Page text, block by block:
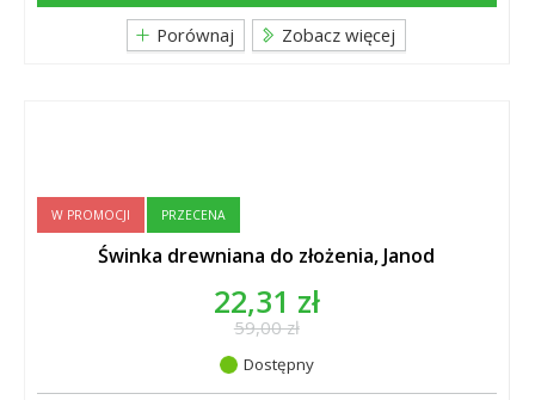
Porównaj Zobacz więcej
W PROMOCJI PRZECENA
Świnka drewniana do złożenia, Janod
22,31 zł
59,00 zł
Dostępny